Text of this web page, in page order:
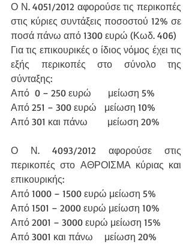
Ο Ν. 4051/2012 αφορούσε τις περικοπές
στις κύριες συντάξεις ποσοστού 12% σε
ποσά πάνω από 1300 ευρώ (Κωδ. 406)
Για τις επικουρικές ο ίδιος νόμος έχει τις
εξής περικοπές στο σύνολο της
σύνταξης:
Από  0 – 250 ευρώ      μείωση 5%
Από 251 – 300 ευρώ   μείωση 10%
Από 301 και πάνω       μείωση 20%
Ο Ν. 4093/2012 αφορούσε στις
περικοπές στο ΑΘΡΟΙΣΜΑ κύριας και
επικουρικής:
Από 1000 – 1500 ευρώ μείωση 5%
Από 1501 – 2000 ευρώ μείωση 10%
Από 2001 – 3000 ευρώ μείωση 15%
Από 3001 και πάνω    μείωση 20%